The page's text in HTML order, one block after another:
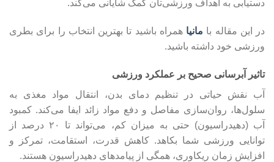
دستیابی به اهداف ورزشی‌تان کمک شایانی می‌کند.
در این مقاله با مانیا همراه باشید تا بهترین انتخاب را برای بطری
ورزشی خود داشته باشید.
تاثیر آبرسانی صحیح بر عملکرد ورزشی
آب نقش حیاتی در تنظیم دمای بدن، انتقال مواد مغذی به
سلول‌ها، روان‌سازی مفاصل و دفع مواد زائد ایفا می‌کند. کمبود
آب (دهیدراسیون) حتی به میزان کم، می‌تواند تا ۲۰ درصد از
توانایی ورزشی شما بکاهد. کاهش قدرت، استقامت، تمرکز و
افزایش زمان ریکاوری، همگی از پیامدهای دهیدراسیون هستند.